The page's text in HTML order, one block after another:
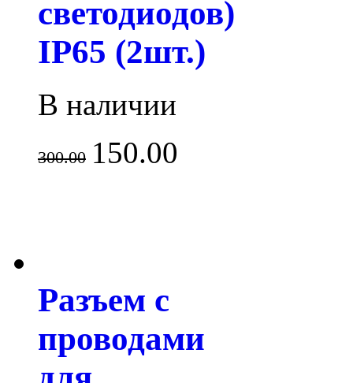
светодиодов)
IP65 (2шт.)
В наличии
300.00 150.00
Разъем с
проводами